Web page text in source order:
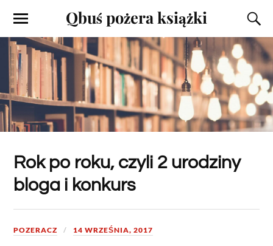
Qbuś pożera książki
Rok po roku, czyli 2 urodziny
bloga i konkurs
POZERACZ 14 WRZEŚNIA, 2017